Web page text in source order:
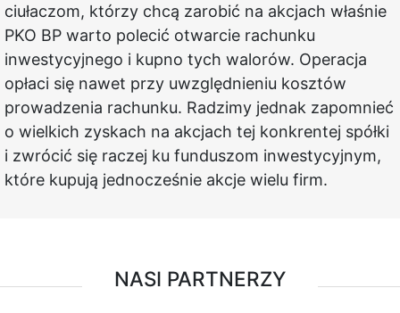
ciułaczom, którzy chcą zarobić na akcjach właśnie
PKO BP warto polecić otwarcie rachunku
inwestycyjnego i kupno tych walorów. Operacja
opłaci się nawet przy uwzględnieniu kosztów
prowadzenia rachunku. Radzimy jednak zapomnieć
o wielkich zyskach na akcjach tej konkrentej spółki
i zwrócić się raczej ku funduszom inwestycyjnym,
które kupują jednocześnie akcje wielu firm.
NASI PARTNERZY